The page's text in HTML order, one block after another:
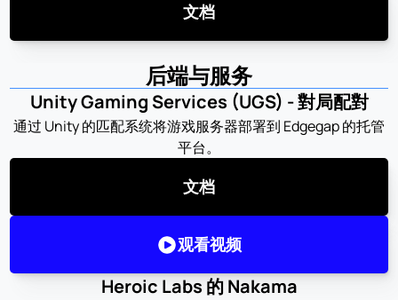
文档
后端与服务
Unity Gaming Services (UGS) - 對局配對
通过 Unity 的匹配系统将游戏服务器部署到 Edgegap 的托管
平台。
文档
观看视频
Heroic Labs 的 Nakama